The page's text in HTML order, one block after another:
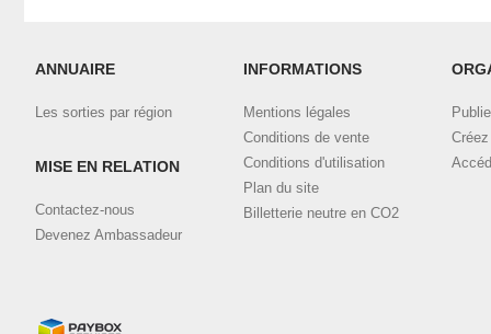
ANNUAIRE
Les sorties par région
MISE EN RELATION
Contactez-nous
Devenez Ambassadeur
INFORMATIONS
Mentions légales
Conditions de vente
Conditions d'utilisation
Plan du site
Billetterie neutre en CO2